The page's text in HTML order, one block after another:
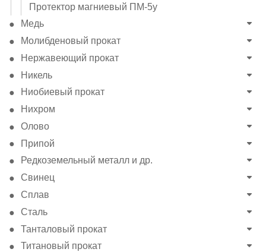
Протектор магниевый ПМ-5у
Медь
Молибденовый прокат
Нержавеющий прокат
Никель
Ниобиевый прокат
Нихром
Олово
Припой
Редкоземельный металл и др.
Свинец
Сплав
Сталь
Танталовый прокат
Титановый прокат